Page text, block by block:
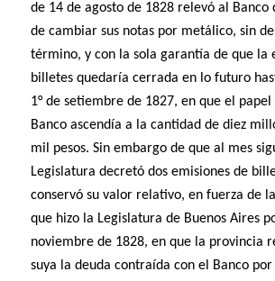
de 14 de agosto de 1828 relevó al Banco
de cambiar sus notas por metálico, sin
término, y con la sola garantía de que la
billetes quedaría cerrada en lo futuro
1° de setiembre de 1827, en que el
Banco ascendía a la cantidad de diez
mil pesos. Sin embargo de que al mes
Legislatura decretó dos emisiones de
conservó su valor relativo, en fuerza de
que hizo la Legislatura de Buenos Aires
noviembre de 1828, en que la provincia
suya la deuda contraída con el Banco